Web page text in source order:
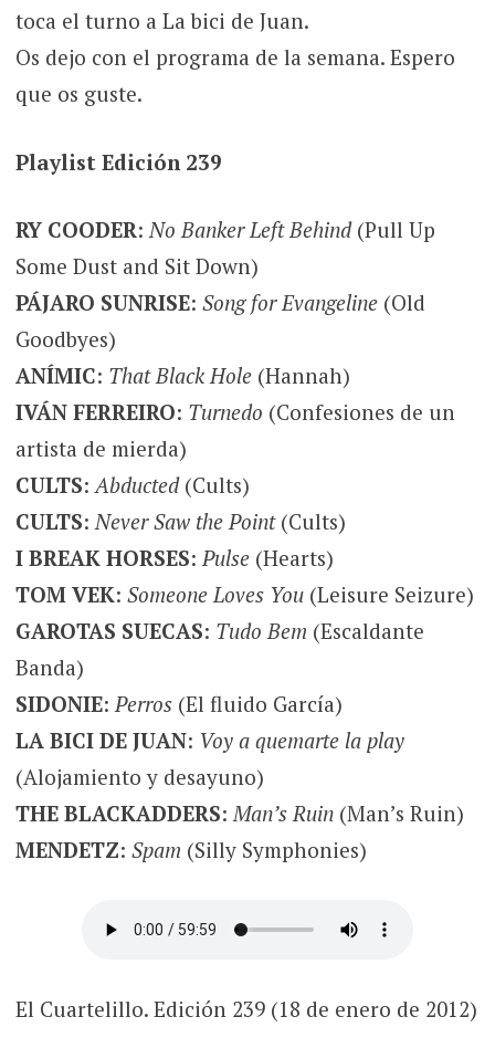
toca el turno a La bici de Juan.
Os dejo con el programa de la semana. Espero
que os guste.
Playlist Edición 239
RY COODER:No Banker Left Behind(Pull Up
Some Dust and Sit Down)
PÁJARO SUNRISE: Song for Evangeline(Old
Goodbyes)
ANÍMIC: That Black Hole(Hannah)
IVÁN FERREIRO: Turnedo (Confesiones de un
artista de mierda)
CULTS:Abducted(Cults)
CULTS:Never Saw the Point(Cults)
I BREAK HORSES:Pulse(Hearts)
TOM VEK: Someone Loves You(Leisure Seizure)
GAROTAS SUECAS: Tudo Bem (Escaldante
Banda)
SIDONIE:Perros(El fluido García)
LA BICI DE JUAN: Voy a quemarte la play
(Alojamiento y desayuno)
THE BLACKADDERS:Man’s Ruin(Man’s Ruin)
MENDETZ: Spam (Silly Symphonies)
El Cuartelillo. Edición 239 (18 de enero de 2012)